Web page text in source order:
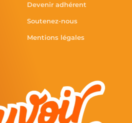
Devenir adhérent
Soutenez-nous
Mentions légales